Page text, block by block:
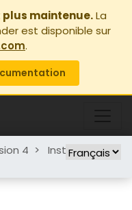
maintenue.La
est disponible sur
.
4 > Installation>